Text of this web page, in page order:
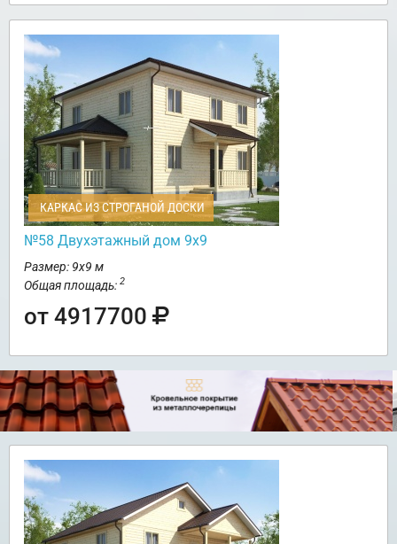
КАРКАС ИЗ СТРОГАНОЙ ДОСКИ
№58 Двухэтажный дом 9х9
Размер: 9х9 м
Общая площадь: 2
от 4917700